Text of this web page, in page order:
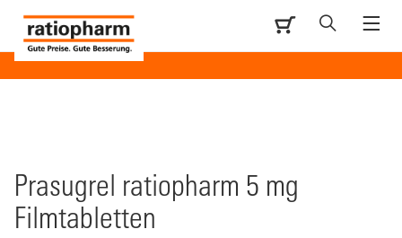
Prasugrel ratiopharm 5 mg
Filmtabletten